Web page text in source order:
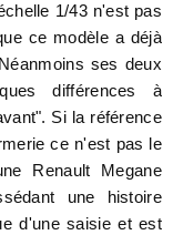
1/43 n'est pas
ce modèle a déjà
ses deux
différences à
Si la référence
ce n'est pas le
Renault Megane
une histoire
d'une saisie et est